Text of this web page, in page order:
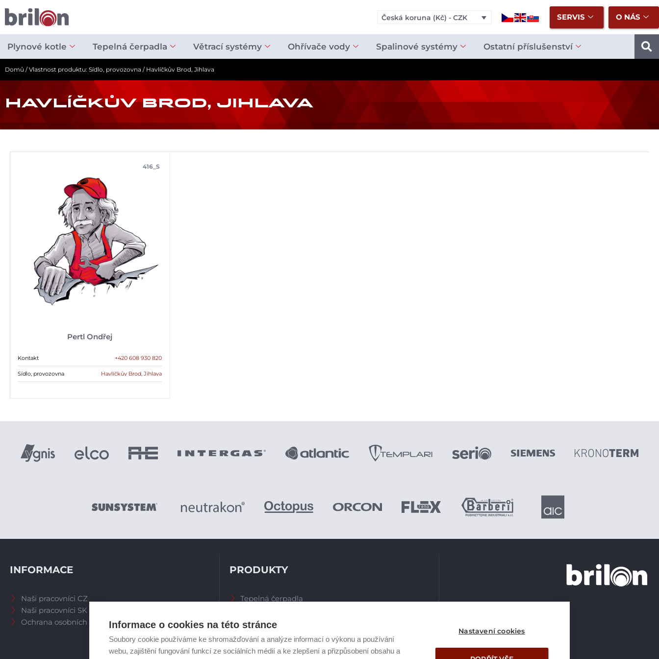
Informace o cookies na této stránce
Soubory cookie používáme ke shromažďování a analýze informací o výkonu a používání
webu, zajištění fungování funkcí ze sociálních médií a ke zlepšení a přizpůsobení obsahu a
Nastavení cookies
obsah
Česká koruna (Kč) - CZK SERVIS O NÁS
Plynové kotle Tepelná čerpadla Větrací systémy Ohřívače vody Spalinové systémy Ostatní příslušenství
Domů / Vlastnost produktu: Sídlo, provozovna / Havlíčkův Brod, Jihlava
HAVLÍČKŮV BROD, JIHLAVA
Pertl Ondřej
416_S
Kontakt +420 608 930 820
Sídlo, provozovna Havlíčkův Brod, Jihlava
INFORMACE
Naši pracovníci CZ
Naši pracovníci SK
Ochrana osobních údajů
PRODUKTY
Tepelná čerpadla
Zásobníky TV
Plynové kotle